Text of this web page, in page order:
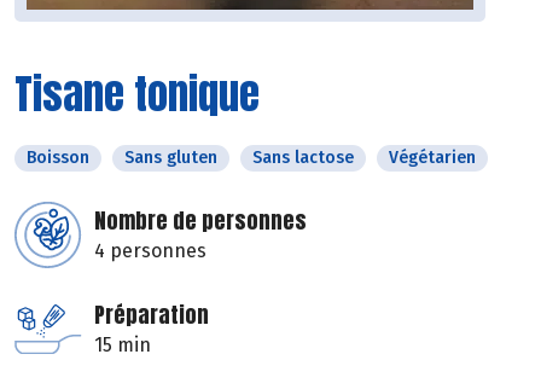
Tisane tonique
Boisson Sans gluten Sans lactose Végétarien
Nombre de personnes
4 personnes
Préparation
15 min